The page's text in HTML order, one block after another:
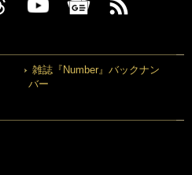
雑誌『Number』バックナン
バー